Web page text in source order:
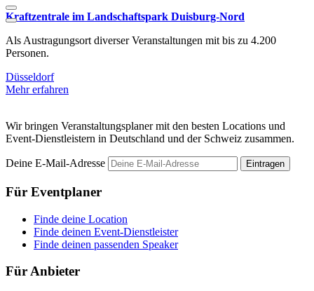
Kraftzentrale im Landschaftspark Duisburg-Nord
Als Austragungsort diverser Veranstaltungen mit bis zu 4.200
Personen.
Düsseldorf
Mehr erfahren
Wir bringen Veranstaltungsplaner mit den besten Locations und
Event-Dienstleistern in Deutschland und der Schweiz zusammen.
Deine E-Mail-Adresse Eintragen
Für Eventplaner
Finde deine Location
Finde deinen Event-Dienstleister
Finde deinen passenden Speaker
Für Anbieter